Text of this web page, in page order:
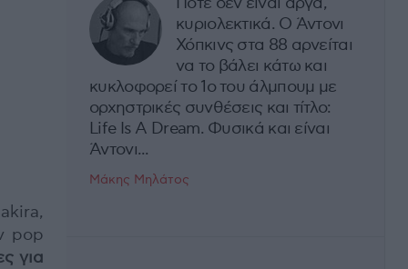
pop
για
κυριολεκτικά. Ο Άντονι
Χόπκινς στα 88 αρνείται
να το βάλει κάτω και
κυκλοφορεί το 1ο του άλμπουμ με
ορχηστρικές συνθέσεις και τίτλο:
Life Is A Dream. Φυσικά και είναι
Άντονι...
Μάκης Μηλάτος